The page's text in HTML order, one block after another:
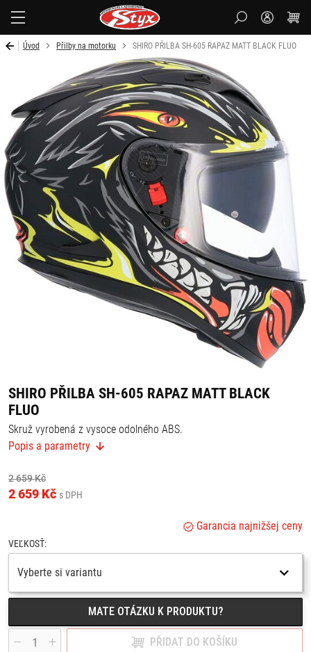
Úvod Přilby na motorku SHIRO PŘILBA SH-605 RAPAZ MATT BLACK FLUO
SHIRO PŘILBA SH-605 RAPAZ MATT BLACK
FLUO
Skruž vyrobená z vysoce odolného ABS.
Sluneční clona.
Dvojitý vnější plášť pro přizpůsobení velikosti.
přizpůsobené pro maximální výhled.
Systém jednoduché demontáže plexi.
Příprava na použití osobních slunečních brýlí.
Připravená na instalaci fólie proti zamlžování (není součástí balení).
Popis a parametry
2 659 Kč
2 659 Kč s DPH
Garancia najnižšej ceny
VEĽKOSŤ:
Vyberte si variantu
MATE OTÁZKU K PRODUKTU?
PŘIDAT DO KOŠÍKU